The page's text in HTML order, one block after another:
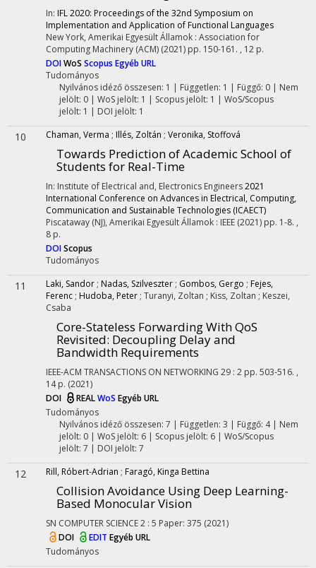
In: IFL 2020: Proceedings of the 32nd Symposium on
Implementation and Application of Functional Languages
New York, Amerikai Egyesült Államok : Association for
Computing Machinery (ACM) (2021) pp. 150-161. , 12 p.
DOIWoS Scopus Egyéb URL
Tudományos
Nyilvános idéző összesen: 1 | Független: 1 | Függő: 0 | Nem
jelölt: 0 | WoS jelölt: 1 | Scopus jelölt: 1 | WoS/Scopus
jelölt: 1 | DOI jelölt: 1
10 Chaman, Verma ; Illés, Zoltán ; Veronika, Stoffová
Towards Prediction of Academic School of
Students for Real-Time
In: Institute of Electrical and, Electronics Engineers2021
International Conference on Advances in Electrical, Computing,
Communication and Sustainable Technologies (ICAECT)
Piscataway (NJ), Amerikai Egyesült Államok : IEEE (2021) pp. 1-8. ,
8 p.
DOIScopus
Tudományos
11 Laki, Sandor ; Nadas, Szilveszter ; Gombos, Gergo ; Fejes,
Ferenc ; Hudoba, Peter ; Turanyi, Zoltan ; Kiss, Zoltan ; Keszei,
Csaba
Core-Stateless Forwarding With QoS
Revisited: Decoupling Delay and
Bandwidth Requirements
IEEE-ACM TRANSACTIONS ON NETWORKING 29 : 2 pp. 503-516. ,
14 p. (2021)
DOI
REALWoS Egyéb URL
Tudományos
Nyilvános idéző összesen: 7 | Független: 3 | Függő: 4 | Nem
jelölt: 0 | WoS jelölt: 6 | Scopus jelölt: 6 | WoS/Scopus
jelölt: 7 | DOI jelölt: 7
12 Rill, Róbert-Adrian ; Faragó, Kinga Bettina
Collision Avoidance Using Deep Learning-
Based Monocular Vision
SN COMPUTER SCIENCE2 : 5 Paper: 375 (2021)
DOI
EDIT Egyéb URL
Tudományos